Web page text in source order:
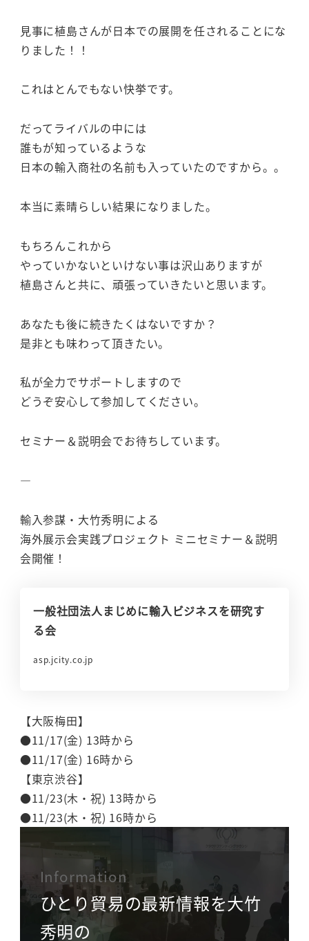
見事に植島さんが日本での展開を任されることにな
りました！！
これはとんでもない快挙です。
だってライバルの中には
誰もが知っているような
日本の輸入商社の名前も入っていたのですから。。
本当に素晴らしい結果になりました。
もちろんこれから
やっていかないといけない事は沢山ありますが
植島さんと共に、頑張っていきたいと思います。
あなたも後に続きたくはないですか？
是非とも味わって頂きたい。
私が全力でサポートしますので
どうぞ安心して参加してください。
セミナー＆説明会でお待ちしています。
―
輸入参謀・大竹秀明による
海外展示会実践プロジェクト ミニセミナー＆説明
会開催！
一般社団法人まじめに輸入ビジネスを研究す
る会
asp.jcity.co.jp
【大阪梅田】
●11/17(金) 13時から
●11/17(金) 16時から
【東京渋谷】
●11/23(木・祝) 13時から
●11/23(木・祝) 16時から
Information
ひとり貿易の最新情報を大竹
秀明の